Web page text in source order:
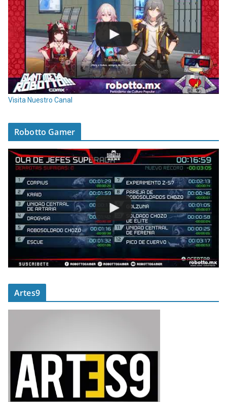
Visita Nuestro Canal
Robotto Gamer
Artes9